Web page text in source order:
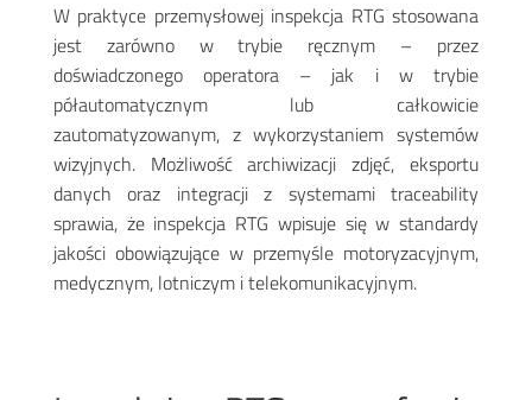
W praktyce przemysłowej inspekcja RTG stosowana
jest zarówno w trybie ręcznym – przez
doświadczonego operatora – jak i w trybie
półautomatycznym lub całkowicie
zautomatyzowanym, z wykorzystaniem systemów
wizyjnych. Możliwość archiwizacji zdjęć, eksportu
danych oraz integracji z systemami traceability
sprawia, że inspekcja RTG wpisuje się w standardy
jakości obowiązujące w przemyśle motoryzacyjnym,
medycznym, lotniczym i telekomunikacyjnym.